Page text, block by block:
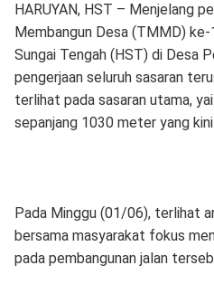
HARUYAN, HST – Menjelang
Membangun Desa (TMMD)
Sungai Tengah (HST) di Desa
pengerjaan seluruh sasaran
terlihat pada sasaran utama,
sepanjang 1030 meter yang
Pada Minggu (01/06), terlihat
bersama masyarakat fokus
pada pembangunan jalan